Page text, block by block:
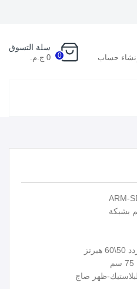
حساب 0
سلة التسوق
0 ج.م.
ظهر صاج